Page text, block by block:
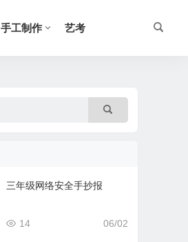
手工制作 艺考
三年级网络安全手抄报
06/02
14